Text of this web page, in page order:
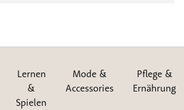
Lernen
&
Spielen
Mode &
Accessories
Pflege &
Ernährung